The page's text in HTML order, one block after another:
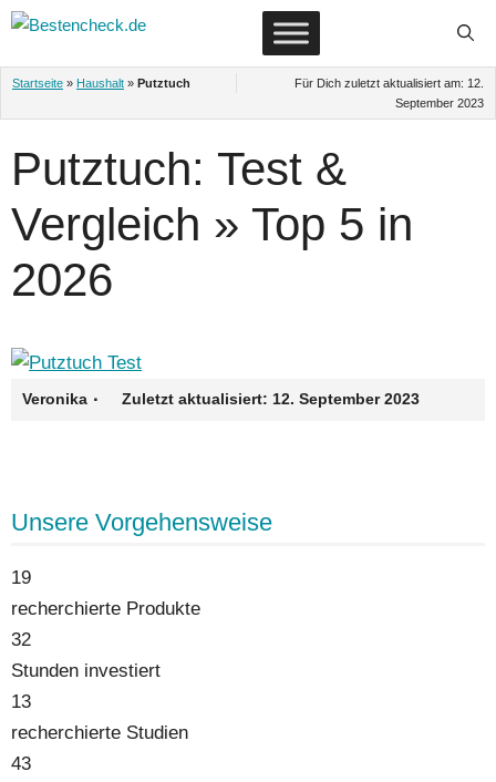
Zum
springen
Startseite » Haushalt » Putztuch Für Dich zuletzt aktualisiert am: 12.
September 2023
Putztuch: Test &
Vergleich » Top 5 in
2026
Veronika · Zuletzt aktualisiert: 12. September 2023
Unsere Vorgehensweise
19
recherchierte Produkte
32
Stunden investiert
13
recherchierte Studien
43